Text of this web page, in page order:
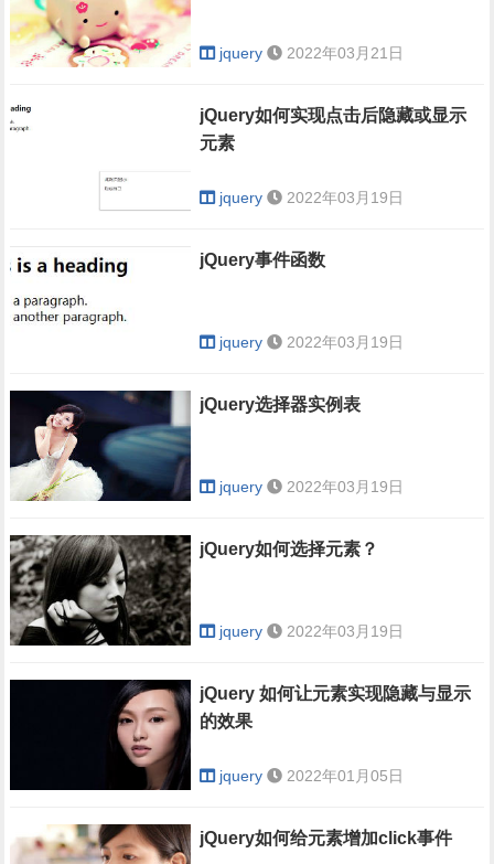
jquery 2022年03月21日
jQuery如何实现点击后隐藏或显示
元素
jquery 2022年03月19日
jQuery事件函数
jquery 2022年03月19日
jQuery选择器实例表
jquery 2022年03月19日
jQuery如何选择元素？
jquery 2022年03月19日
jQuery 如何让元素实现隐藏与显示
的效果
jquery 2022年01月05日
jQuery如何给元素增加click事件